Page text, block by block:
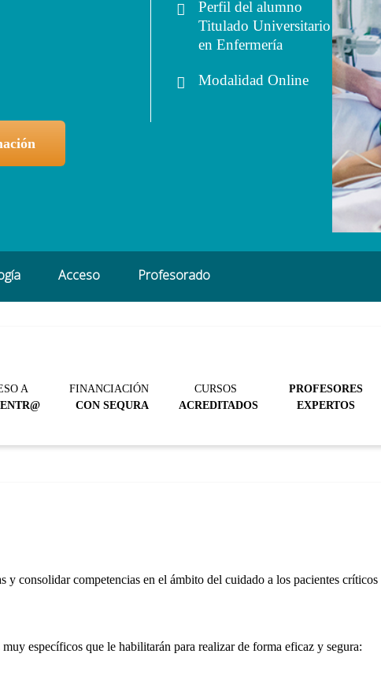
Perfil del alumno
Titulado Universitario
en Enfermería
Modalidad Online
Acceso Profesorado
A
FINANCIACIÓN
CON SEQURA
CURSOS
ACREDITADOS
PROFESORES
EXPERTOS
y consolidar competencias en el ámbito del cuidado a los pacientes críticos
específicos que le habilitarán para realizar de forma eficaz y segura: